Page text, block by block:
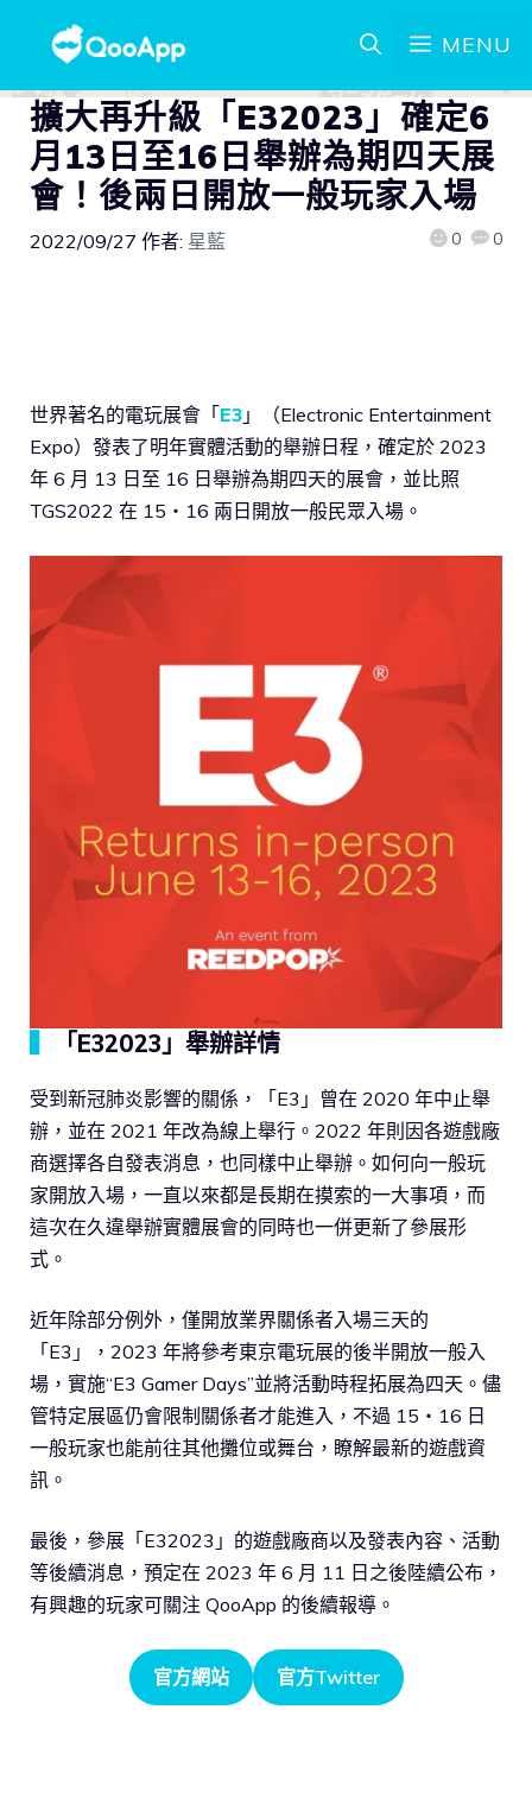
MENU
擴大再升級「E32023」確定6
月13日至16日舉辦為期四天展
會！後兩日開放一般玩家入場
2022/09/27 作者: 星藍 0 0
世界著名的電玩展會「E3 」（Electronic Entertainment
Expo）發表了明年實體活動的舉辦日程，確定於 2023
年 6 月 13 日至 16 日舉辦為期四天的展會，並比照
TGS2022 在 15・16 兩日開放一般民眾入場。
「E32023」舉辦詳情
受到新冠肺炎影響的關係，「E3」曾在 2020 年中止舉
辦，並在 2021 年改為線上舉行。2022 年則因各遊戲廠
商選擇各自發表消息，也同樣中止舉辦。如何向一般玩
家開放入場，一直以來都是長期在摸索的一大事項，而
這次在久違舉辦實體展會的同時也一併更新了參展形
式。
近年除部分例外，僅開放業界關係者入場三天的
「E3」，2023 年將參考東京電玩展的後半開放一般入
場，實施“E3 Gamer Days”並將活動時程拓展為四天。儘
管特定展區仍會限制關係者才能進入，不過 15・16 日
一般玩家也能前往其他攤位或舞台，瞭解最新的遊戲資
訊。
最後，參展「E32023」的遊戲廠商以及發表內容、活動
等後續消息，預定在 2023 年 6 月 11 日之後陸續公布，
有興趣的玩家可關注 QooApp 的後續報導。
官方網站 官方Twitter